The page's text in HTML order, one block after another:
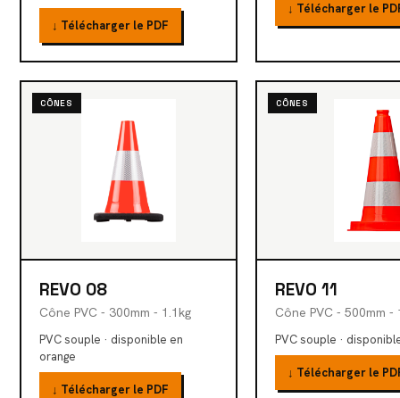
↓ Télécharger le PDF
↓ Télécharger le
CÔNES
REVO 08
Cône PVC - 300mm - 1.1kg
PVC souple · disponible en
orange
↓ Télécharger le PDF
CÔNES
REVO 11
Cône PVC - 500mm -
PVC souple ·
↓ Télécharger le